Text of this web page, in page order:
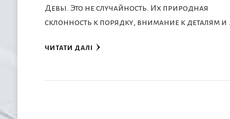
Девы. Это не случайность. Их природная
склонность к порядку, внимание к деталям и …
ЧИТАТИ ДАЛІ